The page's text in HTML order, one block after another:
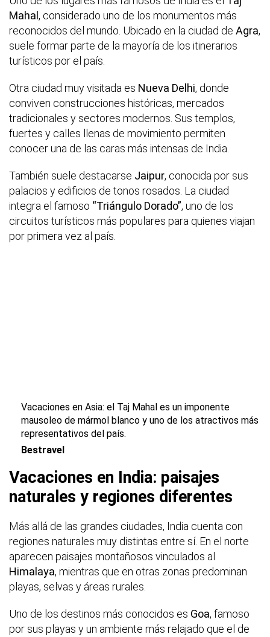
Mahal , considerado uno de los monumentos más
reconocidos del mundo. Ubicado en la ciudad de Agra,
suele formar parte de la mayoría de los itinerarios
turísticos por el país.
Otra ciudad muy visitada es Nueva Delhi, donde
conviven construcciones históricas, mercados
tradicionales y sectores modernos. Sus templos,
fuertes y calles llenas de movimiento permiten
conocer una de las caras más intensas de India.
También suele destacarse Jaipur, conocida por sus
palacios y edificios de tonos rosados. La ciudad
integra el famoso “Triángulo Dorado”, uno de los
circuitos turísticos más populares para quienes viajan
por primera vez al país.
Vacaciones en Asia: el Taj Mahal es un imponente
mausoleo de mármol blanco y uno de los atractivos más
representativos del país.
Bestravel
Vacaciones en India: paisajes
naturales y regiones diferentes
Más allá de las grandes ciudades, India cuenta con
regiones naturales muy distintas entre sí. En el norte
aparecen paisajes montañosos vinculados al
Himalaya, mientras que en otras zonas predominan
playas, selvas y áreas rurales.
Uno de los destinos más conocidos es Goa, famoso
por sus playas y un ambiente más relajado que el de